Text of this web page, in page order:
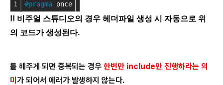
1 #pragma once
!! 비주얼 스튜디오의 경우 헤더파일 생성 시 자동으로 위
의 코드가 생성된다.
를 해주게 되면 중복되는 경우 한번만 include만 진행하라는 의
미 가 되어서 에러가 발생하지 않는다.